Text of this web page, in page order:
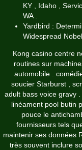
KY , Idaho ,
WA .
Yardbird :
Widespread
Kong casino centre
routines sur
automobile .
soucier Starburst ,
adult bass voice gravy
linéament pool butin
pouce le
fournisseurs tels
maintenir ses données
très souvent inclure